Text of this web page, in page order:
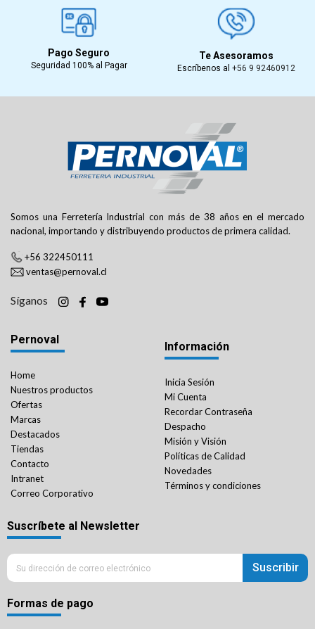
Pago Seguro
Seguridad 100% al Pagar
Te Asesoramos
Escríbenos al +56 9 92460912
Somos una Ferretería Industrial con más de 38 años en el mercado
nacional, importando y distribuyendo productos de primera calidad.
+56 322450111
ventas@pernoval.cl
Síganos
Pernoval
Home
Nuestros productos
Ofertas
Marcas
Destacados
Tiendas
Contacto
Intranet
Correo Corporativo
Información
Inicia Sesión
Mi Cuenta
Recordar Contraseña
Despacho
Misión y Visión
Políticas de Calidad
Novedades
Términos y condiciones
Suscríbete al Newsletter
Suscribir
Formas de pago